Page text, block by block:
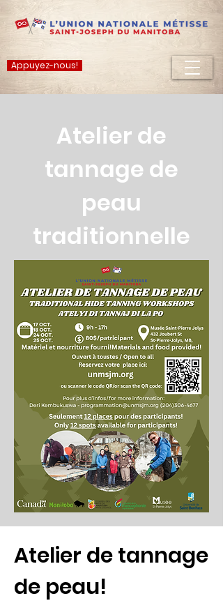
Appuyez-nous!
Atelier de
tannage de
peau
traditionnelle
Atelier de tannage
de peau!